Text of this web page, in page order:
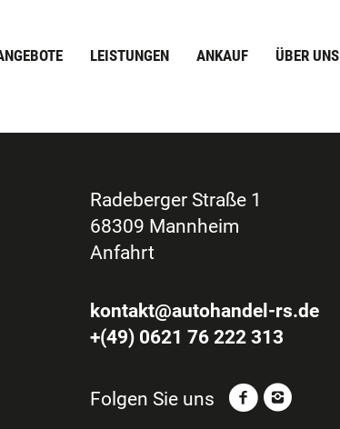
LEISTUNGEN ANKAUF ÜBER UNS
Radeberger Straße 1
68309 Mannheim
Anfahrt
kontakt@autohandel-rs.de
+(49) 0621 76 222 313
Folgen Sie uns